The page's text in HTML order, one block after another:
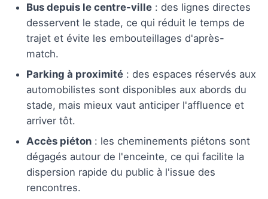
Bus depuis le centre-ville : des lignes directes
desservent le stade, ce qui réduit le temps de
trajet et évite les embouteillages d'après-
match.
Parking à proximité : des espaces réservés aux
automobilistes sont disponibles aux abords du
stade, mais mieux vaut anticiper l'affluence et
arriver tôt.
Accès piéton : les cheminements piétons sont
dégagés autour de l'enceinte, ce qui facilite la
dispersion rapide du public à l'issue des
rencontres.